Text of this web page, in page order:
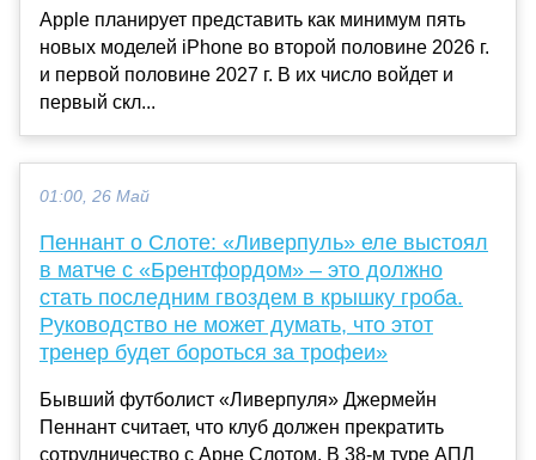
Apple планирует представить как минимум пять
новых моделей iPhone во второй половине 2026 г.
и первой половине 2027 г. В их число войдет и
первый скл...
01:00, 26 Май
Пеннант о Слоте: «Ливерпуль» еле выстоял
в матче с «Брентфордом» – это должно
стать последним гвоздем в крышку гроба.
Руководство не может думать, что этот
тренер будет бороться за трофеи»
Бывший футболист «Ливерпуля» Джермейн
Пеннант считает, что клуб должен прекратить
сотрудничество с Арне Слотом. В 38-м туре АПЛ